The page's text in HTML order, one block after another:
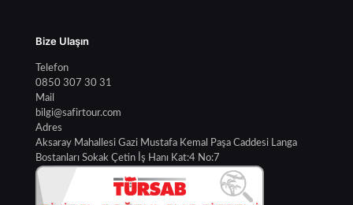
Bize Ulaşın
Telefon
0850 307 30 31
Mail
bilgi@safirtour.com
Adres
Aksaray Mahallesi Gazi Mustafa Kemal Paşa Caddesi Langa
Bostanları Sokak Çetin İş Hanı Kat:4 No:7